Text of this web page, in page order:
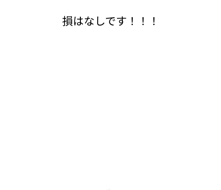
損はなしです！！！